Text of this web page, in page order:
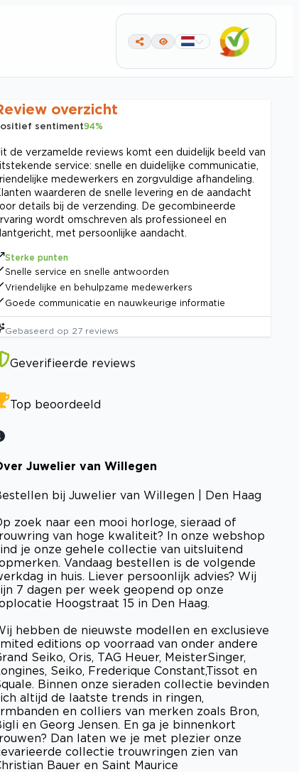
overzicht
sentiment94%
de verzamelde reviews komt een duidelijk beeld van
service: snelle en duidelijke communicatie,
medewerkers en zorgvuldige afhandeling.
waarderen de snelle levering en de aandacht
details bij de verzending. De gecombineerde
wordt omschreven als professioneel en
met persoonlijke aandacht.
Sterke punten
Snelle service en snelle antwoorden
Vriendelijke en behulpzame medewerkers
Goede communicatie en nauwkeurige informatie
Gebaseerd op 27 reviews
Geverifieerde reviews
Top beoordeeld
Juwelier van Willegen
bij Juwelier van Willegen | Den Haag
zoek naar een mooi horloge, sieraad of
van hoge kwaliteit? In onze webshop
je onze gehele collectie van uitsluitend
Vandaag bestellen is de volgende
in huis. Liever persoonlijk advies? Wij
7 dagen per week geopend op onze
Hoogstraat 15 in Den Haag.
hebben de nieuwste modellen en exclusieve
editions op voorraad van onder andere
Seiko, Oris, TAG Heuer, MeisterSinger,
Seiko, Frederique Constant,Tissot en
Binnen onze sieraden collectie bevinden
altijd de laatste trends in ringen,
en colliers van merken zoals Bron,
en Georg Jensen. En ga je binnenkort
Dan laten we je met plezier onze
collectie trouwringen zien van
Bauer en Saint Maurice